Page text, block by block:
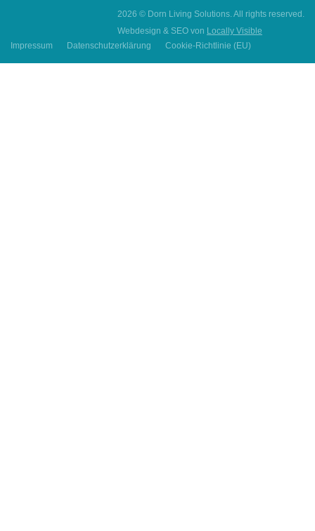
2026 © Dorn Living Solutions. All rights reserved.
Webdesign & SEO von Locally Visible
Impressum
Datenschutzerklärung Cookie-Richtlinie (EU)